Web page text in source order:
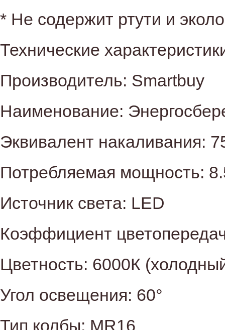
* Не содержит ртути и
Технические
Производитель: Smartbuy
Наименование:
Эквивалент накаливания:
Потребляемая мощность:
Источник света: LED
Коэффициент
Цветность: 6000К
Угол освещения: 60°
Тип колбы: MR16